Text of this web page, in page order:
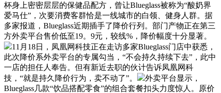
杯身上密密层层的保健品配方，曾让Blueglass被称为“酸奶界
爱马仕”，次要消费客群恰是一线城市的白领、健身人群。据
多家报道，Blueglass近期插手了降价行列。部门产物正在第三
方外卖平台售价低至19。9元，较线%，降价幅度十分显著。
11月18日，凤凰网科技正在走访多家Blueglass门店中获悉，
此次降价系外卖平台的专属勾当，“不会持久持续下去”，此中
一店的担任人奉告。但有新近去职的伙计告诉凤凰网科
技，“就是持久降价行为，卖不动了”。
外卖平台显示，
Blueglass几款“饮品搭配零食”的组合套餐扣头力度惊人。原价